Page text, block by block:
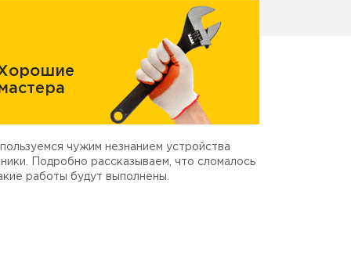
чужим незнанием устройства
Подробно рассказываем, что сломалось
работы будут выполнены.